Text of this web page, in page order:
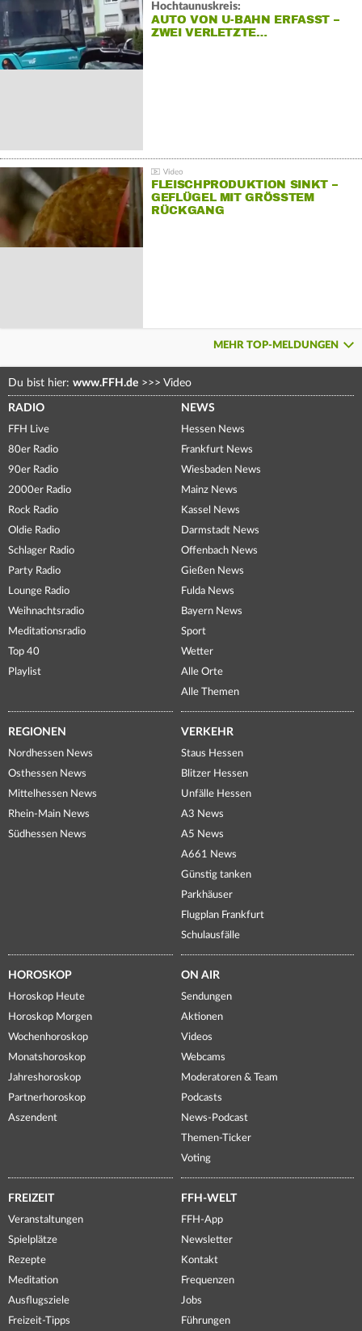
Hochtaunuskreis:
AUTO VON U-BAHN ERFASST –
ZWEI VERLETZTE…
FLEISCHPRODUKTION SINKT –
GEFLÜGEL MIT GRÖSSTEM R
ÜCKGANG
MEHR TOP-MELDUNGEN
Du bist hier: www.FFH.de >>> Video
RADIO
FFH Live
80er Radio
90er Radio
2000er Radio
Rock Radio
Oldie Radio
Schlager Radio
Party Radio
Lounge Radio
Weihnachtsradio
Meditationsradio
Top 40
Playlist
NEWS
Hessen News
Frankfurt News
Wiesbaden News
Mainz News
Kassel News
Darmstadt News
Offenbach News
Gießen News
Fulda News
Bayern News
Sport
Wetter
Alle Orte
Alle Themen
REGIONEN
Nordhessen News
Osthessen News
Mittelhessen News
Rhein-Main News
Südhessen News
VERKEHR
Staus Hessen
Blitzer Hessen
Unfälle Hessen
A3 News
A5 News
A661 News
Günstig tanken
Parkhäuser
Flugplan Frankfurt
Schulausfälle
HOROSKOP
Horoskop Heute
Horoskop Morgen
Wochenhoroskop
Monatshoroskop
Jahreshoroskop
Partnerhoroskop
Aszendent
ON AIR
Sendungen
Aktionen
Videos
Webcams
Moderatoren & Team
Podcasts
News-Podcast
Themen-Ticker
Voting
FREIZEIT
Veranstaltungen
Spielplätze
Rezepte
Meditation
Ausflugsziele
Freizeit-Tipps
FFH-WELT
FFH-App
Newsletter
Kontakt
Frequenzen
Jobs
Führungen